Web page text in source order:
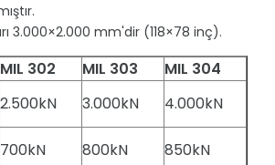
3.000×2.000 mm'dir (118×78 inç).
MIL 302 MIL 303
MIL 304
2.500kN 3.000kN
4.000kN
700kN 800kN
850kN